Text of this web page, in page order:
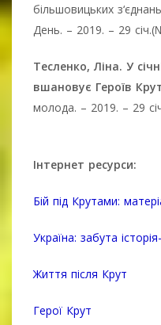
більшовицьких
День. – 2019. – 29
Тесленко, Ліна. У
вшановує Героїв
молода. – 2019. – 29
Інтернет ресурси:
Бій під Крутами:
Україна: забута
Життя після Крут
Герої Крут